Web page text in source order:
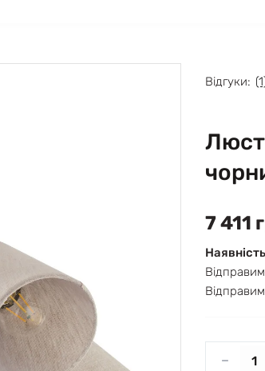
Відгуки:
7 411